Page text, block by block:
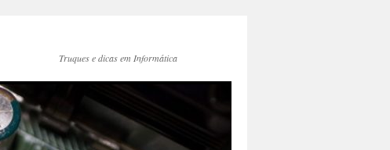
Truques e dicas em Informática